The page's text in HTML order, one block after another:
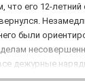
что его 12-
были
дежурные
службы, ГИБДД,